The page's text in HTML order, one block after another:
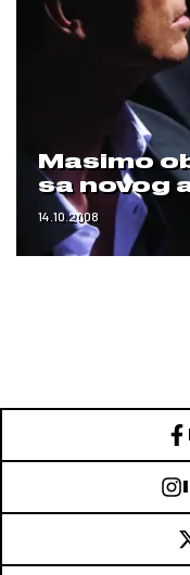
Masimo
sa novog
14.10.2008